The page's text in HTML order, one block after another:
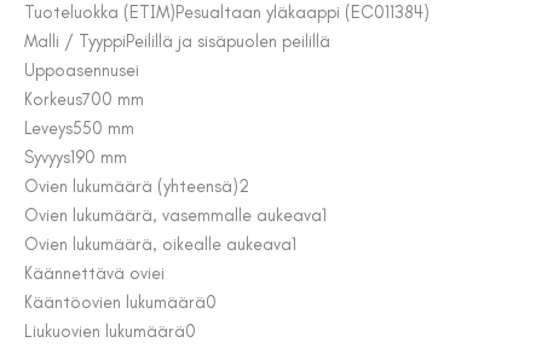
Tuoteluokka (ETIM)Pesualtaan yläkaappi (EC011384)
Malli / TyyppiPeilillä ja sisäpuolen peilillä
Uppoasennusei
Korkeus700 mm
Leveys550 mm
Syvyys190 mm
Ovien lukumäärä (yhteensä)2
Ovien lukumäärä, vasemmalle aukeava1
Ovien lukumäärä, oikealle aukeava1
Käännettävä oviei
Kääntöovien lukumäärä0
Liukuovien lukumäärä0